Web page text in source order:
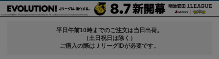
平日午前10時までのご注文は当日出荷。
（土日祝日は除く）
ご購入の際はＪリーグIDが必要です。